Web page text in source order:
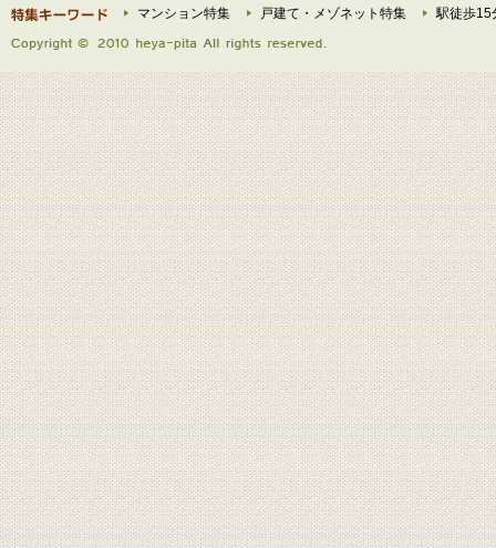
マンション特集 戸建て・メゾネット特集 駅徒歩15